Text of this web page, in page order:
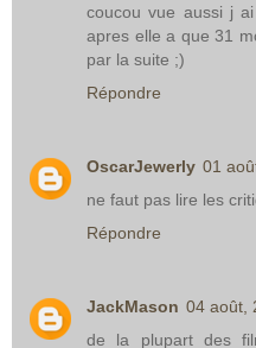
coucou vue aussi j
apres elle a que 31
par la suite ;)
Répondre
OscarJewerly 01
ne faut pas lire les
Répondre
JackMason 04 août,
de la plupart des